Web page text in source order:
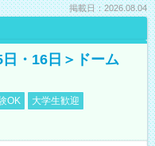
掲載日：2026.08.04
・16日＞ドーム
OK
大学生歓迎